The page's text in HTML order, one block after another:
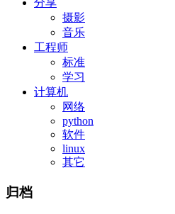
分享
摄影
音乐
工程师
标准
学习
计算机
网络
python
软件
linux
其它
归档